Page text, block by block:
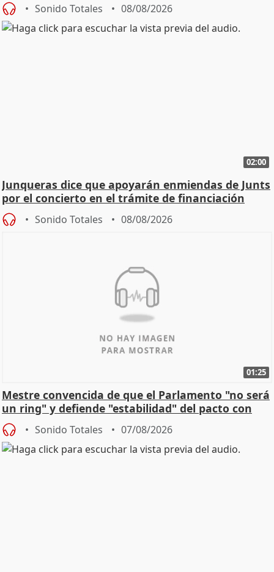
Sonido Totales 08/08/2026
02:00
Junqueras dice que apoyarán enmiendas de Junts
por el concierto en el trámite de financiación
Sonido Totales 08/08/2026
01:25
Mestre convencida de que el Parlamento "no será
un ring" y defiende "estabilidad" del pacto con
Vox
Sonido Totales 07/08/2026